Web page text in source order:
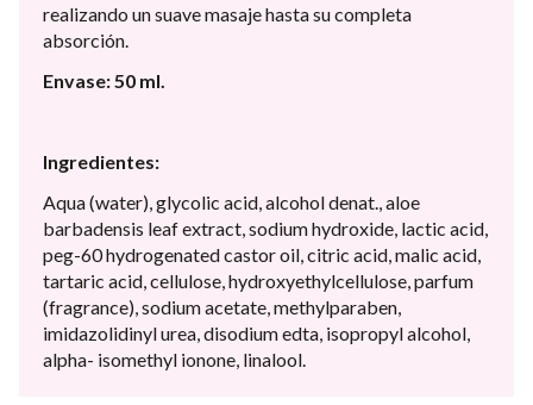
realizando un suave masaje hasta su completa
absorción.
Envase: 50 ml.
Ingredientes:
Aqua (water), glycolic acid, alcohol denat., aloe
barbadensis leaf extract, sodium hydroxide, lactic acid,
peg-60 hydrogenated castor oil, citric acid, malic acid,
tartaric acid, cellulose, hydroxyethylcellulose, parfum
(fragrance), sodium acetate, methylparaben,
imidazolidinyl urea, disodium edta, isopropyl alcohol,
alpha- isomethyl ionone, linalool.